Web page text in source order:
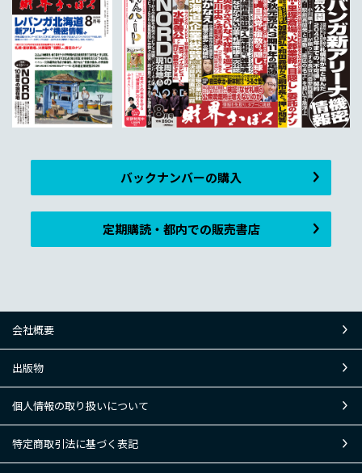
バックナンバーの購入
定期購読・都内での販売書店
会社概要
出版物
個人情報の取り扱いについて
特定商取引法に基づく表記